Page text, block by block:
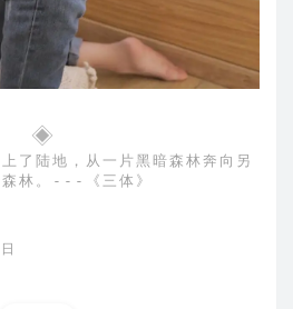
◈
了陆地，从一片黑暗森林奔向另
森林。---《三体》